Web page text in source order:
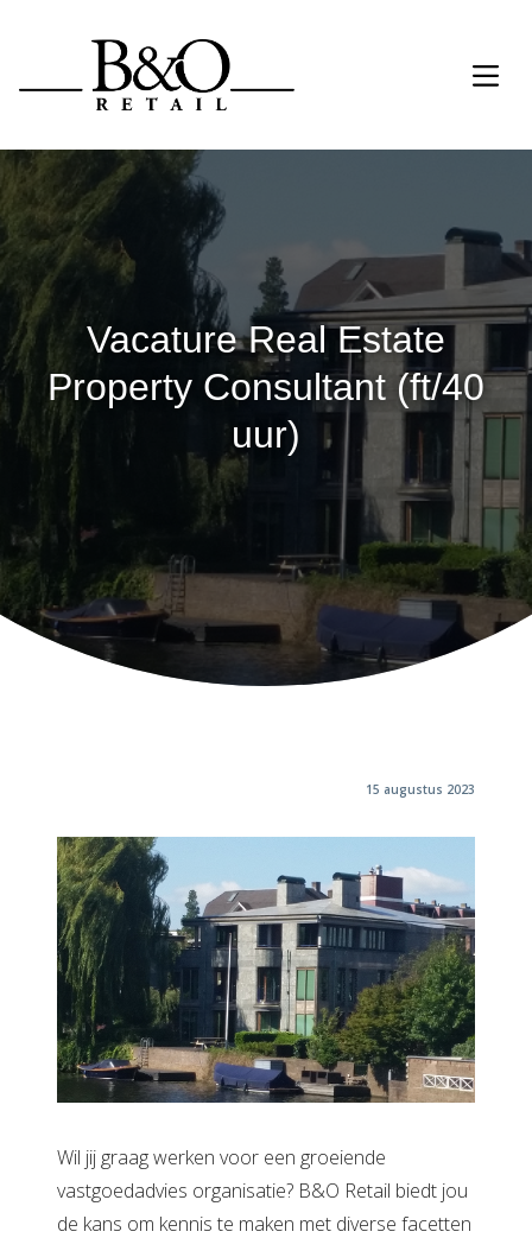
Vacature Real Estate
Property Consultant (ft/40
uur)
15 augustus 2023
Wil jij graag werken voor een groeiende
vastgoedadvies organisatie? B&O Retail biedt jou
de kans om kennis te maken met diverse facetten